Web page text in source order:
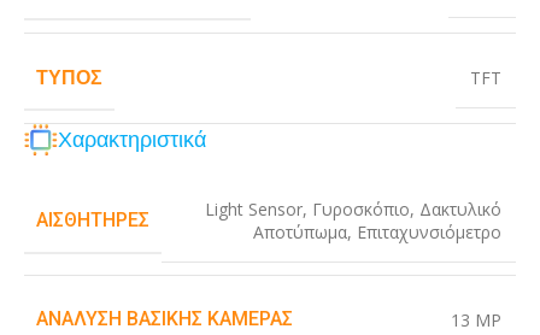
ΤΎΠΟΣ TFT
Χαρακτηριστικά
ΑΙΣΘΗΤΉΡΕΣ Light Sensor, Γυροσκόπιο, Δακτυλικό
Αποτύπωμα, Επιταχυνσιόμετρο
ΑΝΆΛΥΣΗ ΒΑΣΙΚΉΣ ΚΆΜΕΡΑΣ 13 MP